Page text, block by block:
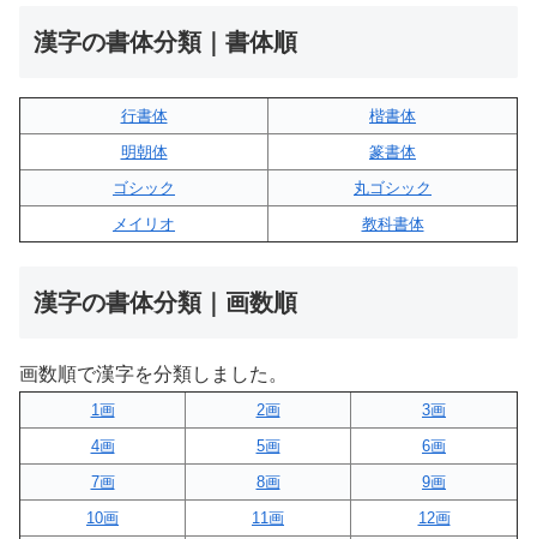
漢字の書体分類｜書体順
行書体
楷書体
明朝体
篆書体
ゴシック
丸ゴシック
メイリオ
教科書体
漢字の書体分類｜画数順
画数順で漢字を分類しました。
1画 2画
3画
4画
5画
6画
7画
8画
9画
10画
11画
12画